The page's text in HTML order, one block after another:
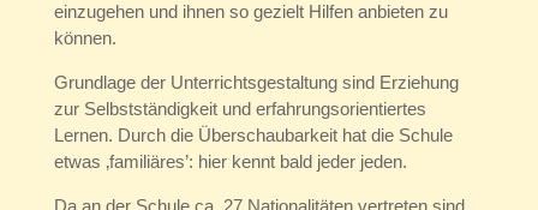
einzugehen und ihnen so gezielt Hilfen anbieten zu
können.
Grundlage der Unterrichtsgestaltung sind Erziehung
zur Selbstständigkeit und erfahrungsorientiertes
Lernen. Durch die Überschaubarkeit hat die Schule
etwas ‚familiäres’: hier kennt bald jeder jeden.
Da an der Schule ca. 27 Nationalitäten vertreten sind,